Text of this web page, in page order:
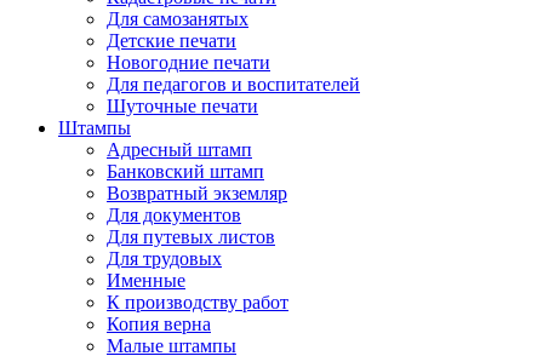
Для самозанятых
Детские печати
Новогодние печати
Для педагогов и воспитателей
Шуточные печати
Штампы
Адресный штамп
Банковский штамп
Возвратный экземляр
Для документов
Для путевых листов
Для трудовых
Именные
К производству работ
Копия верна
Малые штампы